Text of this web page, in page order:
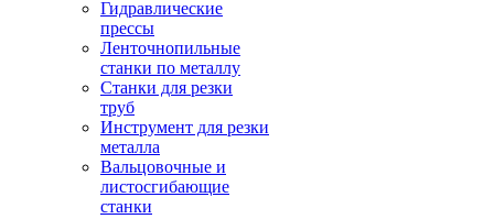
Гидравлические
прессы
Ленточнопильные
станки по металлу
Станки для резки
труб
Инструмент для резки
металла
Вальцовочные и
листосгибающие
станки